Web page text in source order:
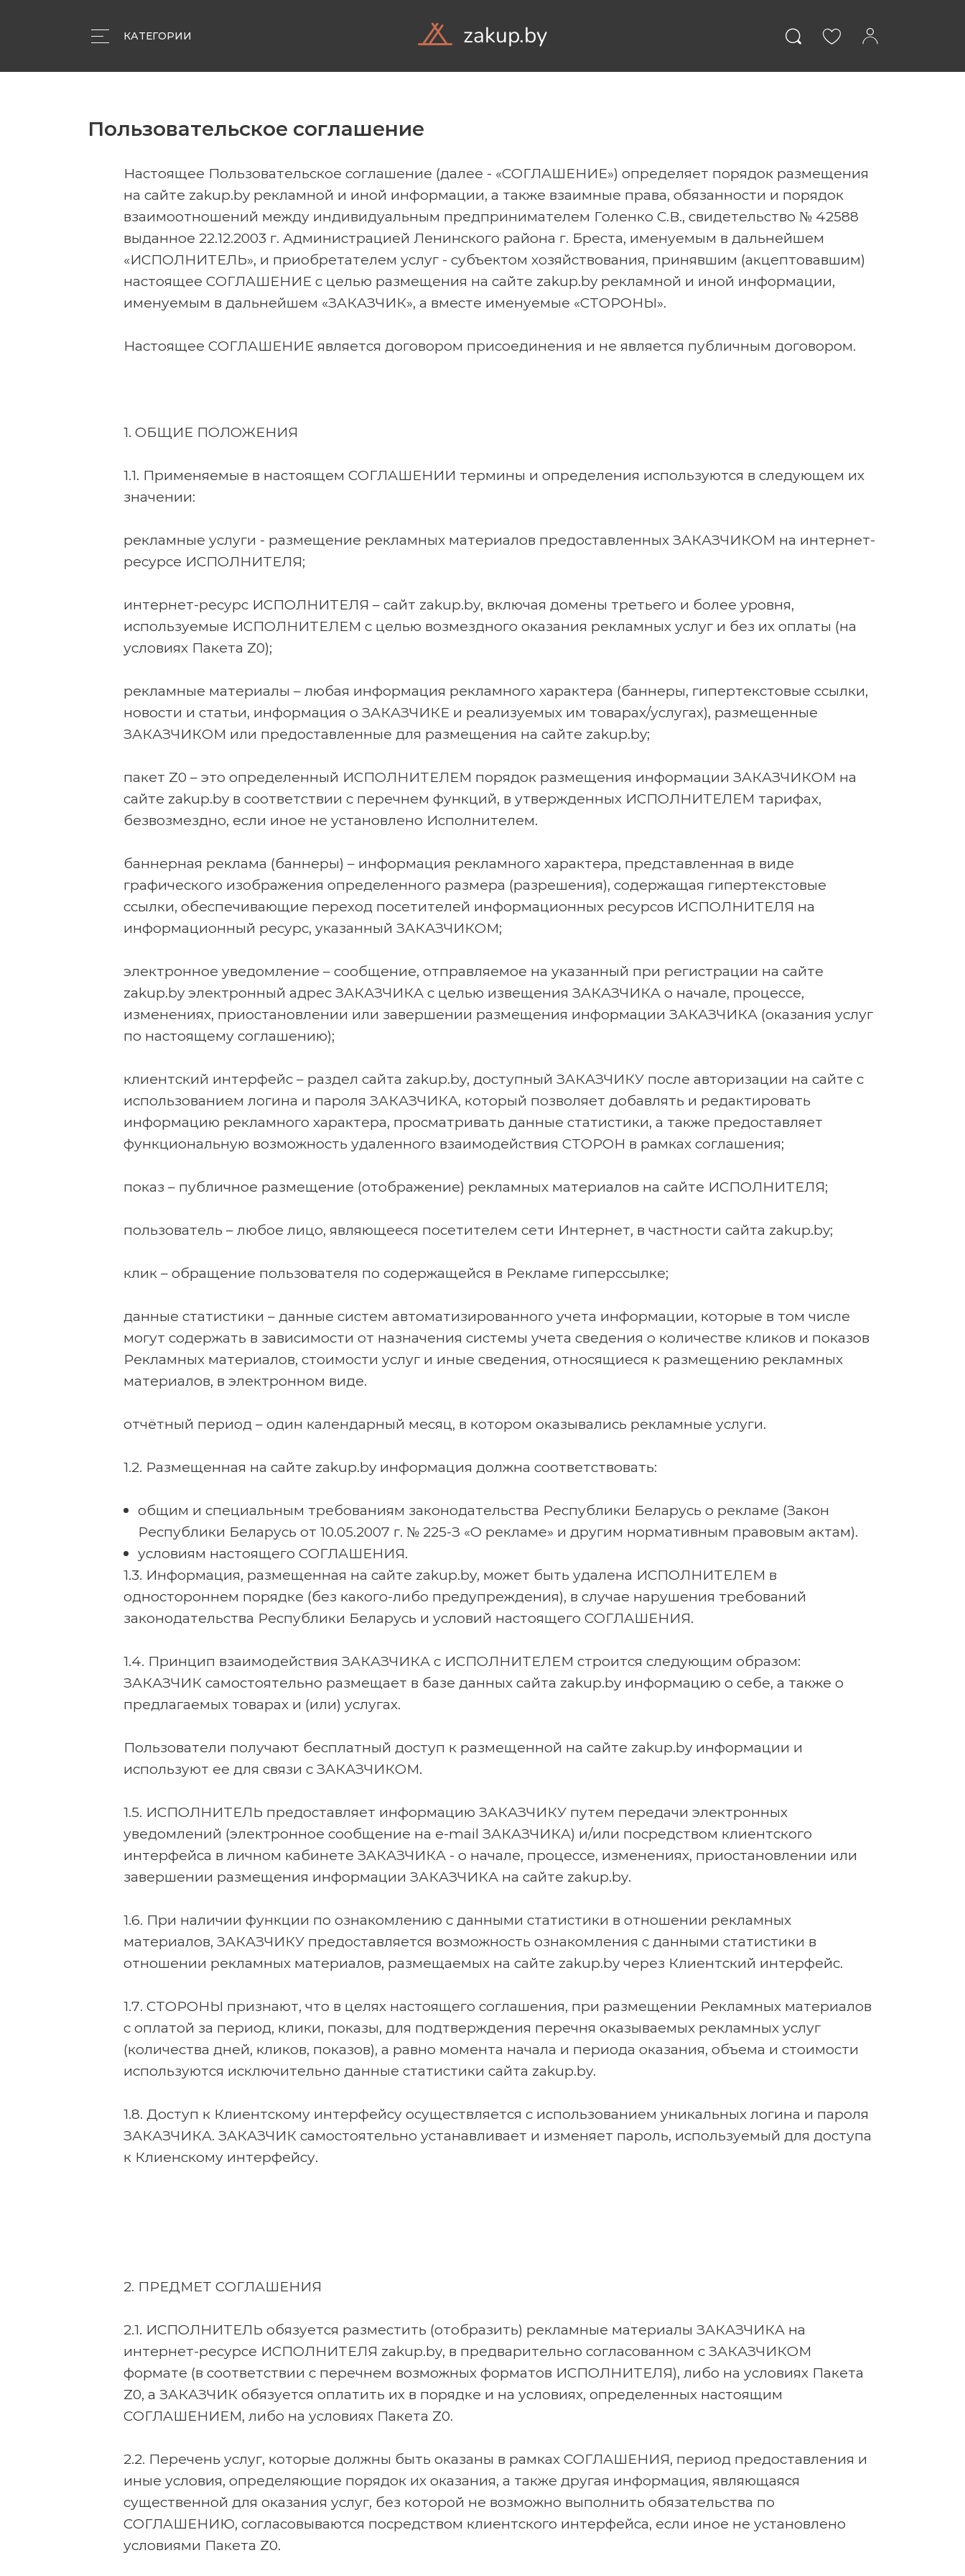
КАТЕГОРИИ zakup.by
Объявления Компании
Пользовательское соглашение
Настоящее Пользовательское соглашение (далее - «СОГЛАШЕНИЕ») определяет порядок размещения
на сайте zakup.by рекламной и иной информации, а также взаимные права, обязанности и порядок
взаимоотношений между индивидуальным предпринимателем Голенко С.В., свидетельство № 42588
выданное 22.12.2003 г. Администрацией Ленинского района г. Бреста, именуемым в дальнейшем
«ИСПОЛНИТЕЛЬ», и приобретателем услуг - субъектом хозяйствования, принявшим (акцептовавшим)
настоящее СОГЛАШЕНИЕ с целью размещения на сайте zakup.by рекламной и иной информации,
именуемым в дальнейшем «ЗАКАЗЧИК», а вместе именуемые «СТОРОНЫ».
Настоящее СОГЛАШЕНИЕ является договором присоединения и не является публичным договором.
1. ОБЩИЕ ПОЛОЖЕНИЯ
1.1. Применяемые в настоящем СОГЛАШЕНИИ термины и определения используются в следующем их
значении:
рекламные услуги - размещение рекламных материалов предоставленных ЗАКАЗЧИКОМ на интернет-
ресурсе ИСПОЛНИТЕЛЯ;
интернет-ресурс ИСПОЛНИТЕЛЯ – сайт zakup.by, включая домены третьего и более уровня,
используемые ИСПОЛНИТЕЛЕМ с целью возмездного оказания рекламных услуг и без их оплаты (на
условиях Пакета Z0);
рекламные материалы – любая информация рекламного характера (баннеры, гипертекстовые ссылки,
новости и статьи, информация о ЗАКАЗЧИКЕ и реализуемых им товарах/услугах), размещенные
ЗАКАЗЧИКОМ или предоставленные для размещения на сайте zakup.by;
пакет Z0 – это определенный ИСПОЛНИТЕЛЕМ порядок размещения информации ЗАКАЗЧИКОМ на
сайте zakup.by в соответствии с перечнем функций, в утвержденных ИСПОЛНИТЕЛЕМ тарифах,
безвозмездно, если иное не установлено Исполнителем.
баннерная реклама (баннеры) – информация рекламного характера, представленная в виде
графического изображения определенного размера (разрешения), содержащая гипертекстовые
ссылки, обеспечивающие переход посетителей информационных ресурсов ИСПОЛНИТЕЛЯ на
информационный ресурс, указанный ЗАКАЗЧИКОМ;
электронное уведомление – сообщение, отправляемое на указанный при регистрации на сайте
zakup.by электронный адрес ЗАКАЗЧИКА с целью извещения ЗАКАЗЧИКА о начале, процессе,
изменениях, приостановлении или завершении размещения информации ЗАКАЗЧИКА (оказания услуг
по настоящему соглашению);
клиентский интерфейс – раздел сайта zakup.by, доступный ЗАКАЗЧИКУ после авторизации на сайте с
использованием логина и пароля ЗАКАЗЧИКА, который позволяет добавлять и редактировать
информацию рекламного характера, просматривать данные статистики, а также предоставляет
функциональную возможность удаленного взаимодействия СТОРОН в рамках соглашения;
показ – публичное размещение (отображение) рекламных материалов на сайте ИСПОЛНИТЕЛЯ;
пользователь – любое лицо, являющееся посетителем сети Интернет, в частности сайта zakup.by;
клик – обращение пользователя по содержащейся в Рекламе гиперссылке;
данные статистики – данные систем автоматизированного учета информации, которые в том числе
могут содержать в зависимости от назначения системы учета сведения о количестве кликов и показов
Рекламных материалов, стоимости услуг и иные сведения, относящиеся к размещению рекламных
материалов, в электронном виде.
отчётный период – один календарный месяц, в котором оказывались рекламные услуги.
1.2. Размещенная на сайте zakup.by информация должна соответствовать:
общим и специальным требованиям законодательства Республики Беларусь о рекламе (Закон
Республики Беларусь от 10.05.2007 г. № 225-З «О рекламе» и другим нормативным правовым актам).
условиям настоящего СОГЛАШЕНИЯ.
1.3. Информация, размещенная на сайте zakup.by, может быть удалена ИСПОЛНИТЕЛЕМ в
одностороннем порядке (без какого-либо предупреждения), в случае нарушения требований
законодательства Республики Беларусь и условий настоящего СОГЛАШЕНИЯ.
1.4. Принцип взаимодействия ЗАКАЗЧИКА с ИСПОЛНИТЕЛЕМ строится следующим образом:
ЗАКАЗЧИК самостоятельно размещает в базе данных сайта zakup.by информацию о себе, а также о
предлагаемых товарах и (или) услугах.
Пользователи получают бесплатный доступ к размещенной на сайте zakup.by информации и
используют ее для связи с ЗАКАЗЧИКОМ.
1.5. ИСПОЛНИТЕЛЬ предоставляет информацию ЗАКАЗЧИКУ путем передачи электронных
уведомлений (электронное сообщение на e-mail ЗАКАЗЧИКА) и/или посредством клиентского
интерфейса в личном кабинете ЗАКАЗЧИКА - о начале, процессе, изменениях, приостановлении или
завершении размещения информации ЗАКАЗЧИКА на сайте zakup.by.
1.6. При наличии функции по ознакомлению с данными статистики в отношении рекламных
материалов, ЗАКАЗЧИКУ предоставляется возможность ознакомления с данными статистики в
отношении рекламных материалов, размещаемых на сайте zakup.by через Клиентский интерфейс.
1.7. СТОРОНЫ признают, что в целях настоящего соглашения, при размещении Рекламных материалов
с оплатой за период, клики, показы, для подтверждения перечня оказываемых рекламных услуг
(количества дней, кликов, показов), а равно момента начала и периода оказания, объема и стоимости
используются исключительно данные статистики сайта zakup.by.
1.8. Доступ к Клиентскому интерфейсу осуществляется с использованием уникальных логина и пароля
ЗАКАЗЧИКА. ЗАКАЗЧИК самостоятельно устанавливает и изменяет пароль, используемый для доступа
к Клиенскому интерфейсу.
2. ПРЕДМЕТ СОГЛАШЕНИЯ
2.1. ИСПОЛНИТЕЛЬ обязуется разместить (отобразить) рекламные материалы ЗАКАЗЧИКА на
интернет-ресурсе ИСПОЛНИТЕЛЯ zakup.by, в предварительно согласованном с ЗАКАЗЧИКОМ
формате (в соответствии с перечнем возможных форматов ИСПОЛНИТЕЛЯ), либо на условиях Пакета
Z0, а ЗАКАЗЧИК обязуется оплатить их в порядке и на условиях, определенных настоящим
СОГЛАШЕНИЕМ, либо на условиях Пакета Z0.
2.2. Перечень услуг, которые должны быть оказаны в рамках СОГЛАШЕНИЯ, период предоставления и
иные условия, определяющие порядок их оказания, а также другая информация, являющаяся
существенной для оказания услуг, без которой не возможно выполнить обязательства по
СОГЛАШЕНИЮ, согласовываются посредством клиентского интерфейса, если иное не установлено
условиями Пакета Z0.